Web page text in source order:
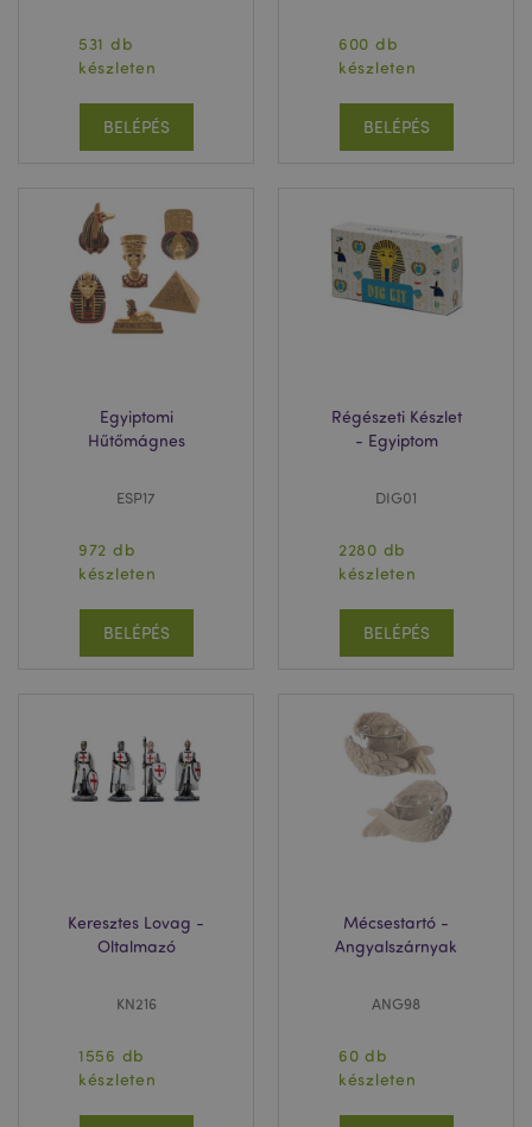
531 db
készleten
BELÉPÉS
600 db
készleten
BELÉPÉS
Egyiptomi
Hűtőmágnes
ESP17
972 db
készleten
BELÉPÉS
Régészeti Készlet
- Egyiptom
DIG01
2280 db
készleten
BELÉPÉS
Keresztes Lovag -
Oltalmazó
KN216
1556 db
készleten
Mécsestartó -
Angyalszárnyak
ANG98
60 db
készleten